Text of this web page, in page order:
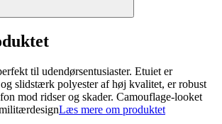
til udendørsentusiaster. Etuiet er
slidstærk polyester af høj kvalitet, er robust
mod ridser og skader. Camouflage-looket
Læs mere om produktet